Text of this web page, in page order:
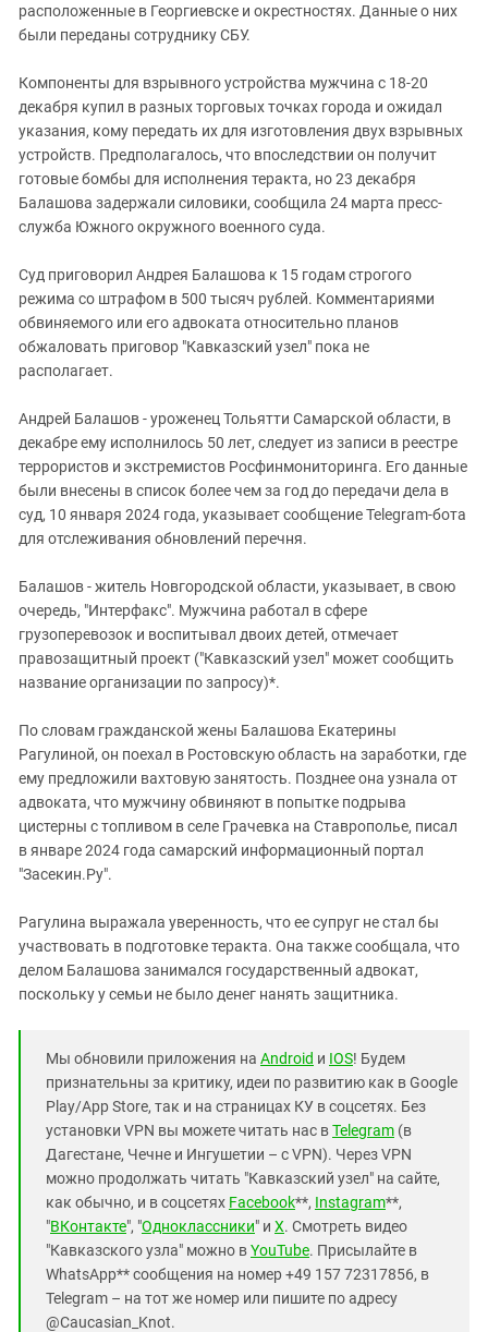
расположенные в Георгиевске и окрестностях. Данные о них
были переданы сотруднику СБУ.
Компоненты для взрывного устройства мужчина с 18-20
декабря купил в разных торговых точках города и ожидал
указания, кому передать их для изготовления двух взрывных
устройств. Предполагалось, что впоследствии он получит
готовые бомбы для исполнения теракта, но 23 декабря
Балашова задержали силовики, сообщила 24 марта пресс-
служба Южного окружного военного суда.
Суд приговорил Андрея Балашова к 15 годам строгого
режима со штрафом в 500 тысяч рублей. Комментариями
обвиняемого или его адвоката относительно планов
обжаловать приговор "Кавказский узел" пока не
располагает.
Андрей Балашов - уроженец Тольятти Самарской области, в
декабре ему исполнилось 50 лет, следует из записи в реестре
террористов и экстремистов Росфинмониторинга. Его данные
были внесены в список более чем за год до передачи дела в
суд, 10 января 2024 года, указывает сообщение Telegram-бота
для отслеживания обновлений перечня.
Балашов - житель Новгородской области, указывает, в свою
очередь, "Интерфакс". Мужчина работал в сфере
грузоперевозок и воспитывал двоих детей, отмечает
правозащитный проект ("Кавказский узел" может сообщить
название организации по запросу)*.
По словам гражданской жены Балашова Екатерины
Рагулиной, он поехал в Ростовскую область на заработки, где
ему предложили вахтовую занятость. Позднее она узнала от
адвоката, что мужчину обвиняют в попытке подрыва
цистерны с топливом в селе Грачевка на Ставрополье, писал
в январе 2024 года самарский информационный портал
"Засекин.Ру".
Рагулина выражала уверенность, что ее супруг не стал бы
участвовать в подготовке теракта. Она также сообщала, что
делом Балашова занимался государственный адвокат,
поскольку у семьи не было денег нанять защитника.
Мы обновили приложения на Android и IOS! Будем
признательны за критику, идеи по развитию как в Google
Play/App Store, так и на страницах КУ в соцсетях. Без
установки VPN вы можете читать нас вTelegram (в
Дагестане, Чечне и Ингушетии – с VPN). Через VPN
можно продолжать читать "Кавказский узел" на сайте,
как обычно, и в соцсетях Facebook**, Instagram**,
"ВКонтакте", "Одноклассники" и X. Смотреть видео
"Кавказского узла" можно вYouTube. Присылайте в
WhatsApp** сообщения на номер +49 157 72317856, в
Telegram – на тот же номер или пишите по адресу
@Caucasian_Knot.